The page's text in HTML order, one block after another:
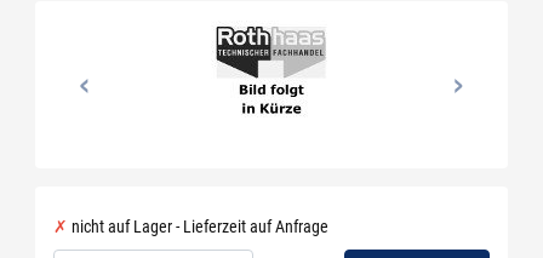
nicht auf Lager - Lieferzeit auf Anfrage